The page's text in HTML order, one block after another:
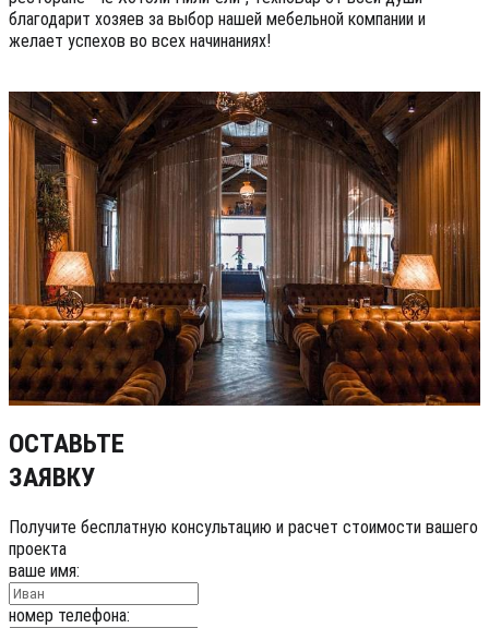
благодарит хозяев за выбор нашей мебельной компании и
желает успехов во всех начинаниях!
ОСТАВЬТЕ
ЗАЯВКУ
Получите бесплатную консультацию и расчет стоимости вашего
проекта
ваше имя:
номер телефона: